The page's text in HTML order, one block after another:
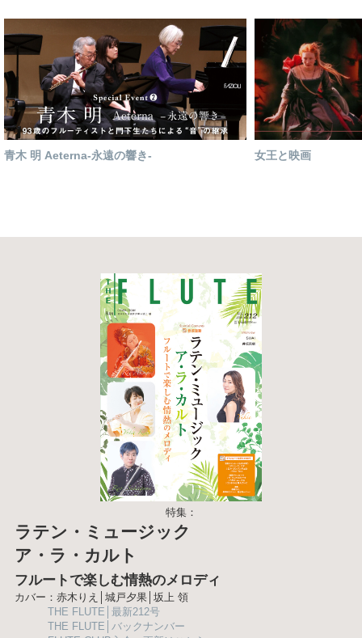
青木 明 Aeterna-永遠の響き- 女王と映画
特集：
ラテン・ミュージック
ア・ラ・カルト
フルートで楽しむ情熱のメロディ
カバー：赤木りえ│城戸夕果│坂上 領
THE FLUTE│最新212号
THE FLUTE│バックナンバー